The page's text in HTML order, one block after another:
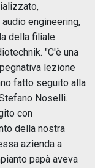
engineering,
della filiale
"C'è una
lezione
fatto seguito alla
Noselli.
con
della nostra
azienda a
papà aveva